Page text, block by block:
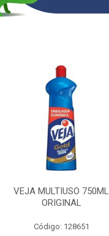
VEJA MULTIUSO 750ML
ORIGINAL
Código: 128651